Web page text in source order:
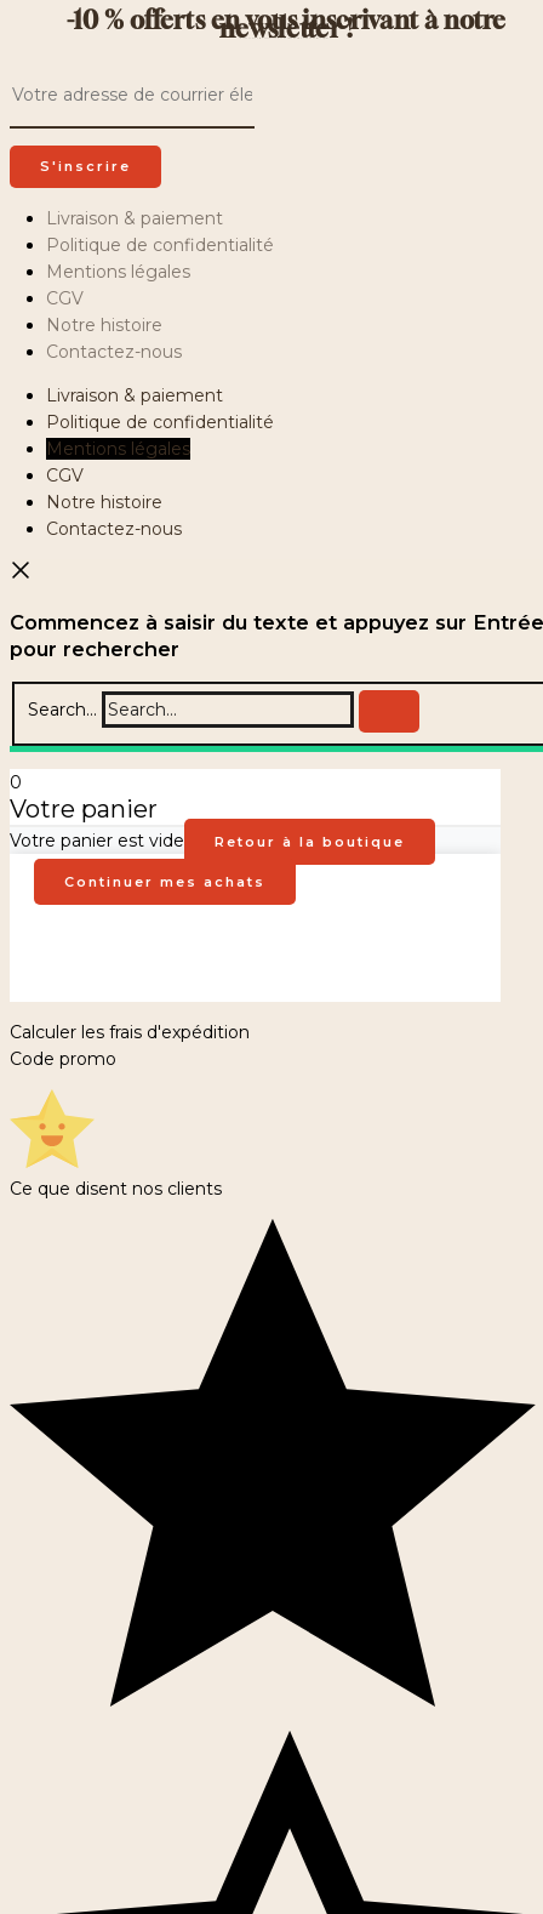
-10 % offerts en vous inscrivant à notre
newsletter !
Livraison & paiement
Politique de confidentialité
Mentions légales
CGV
Notre histoire
Contactez-nous
Livraison & paiement
Politique de confidentialité
Mentions légales
CGV
Notre histoire
Contactez-nous
Commencez à saisir du texte et appuyez sur Entrée
pour rechercher
Search...
0
Votre panier
Votre panier est vide Retour à la boutique
Continuer mes achats
Calculer les frais d'expédition
Code promo
Ce que disent nos clients